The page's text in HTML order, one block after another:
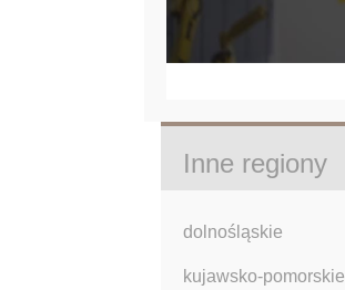
Inne regiony
dolnośląskie
kujawsko-pomorskie